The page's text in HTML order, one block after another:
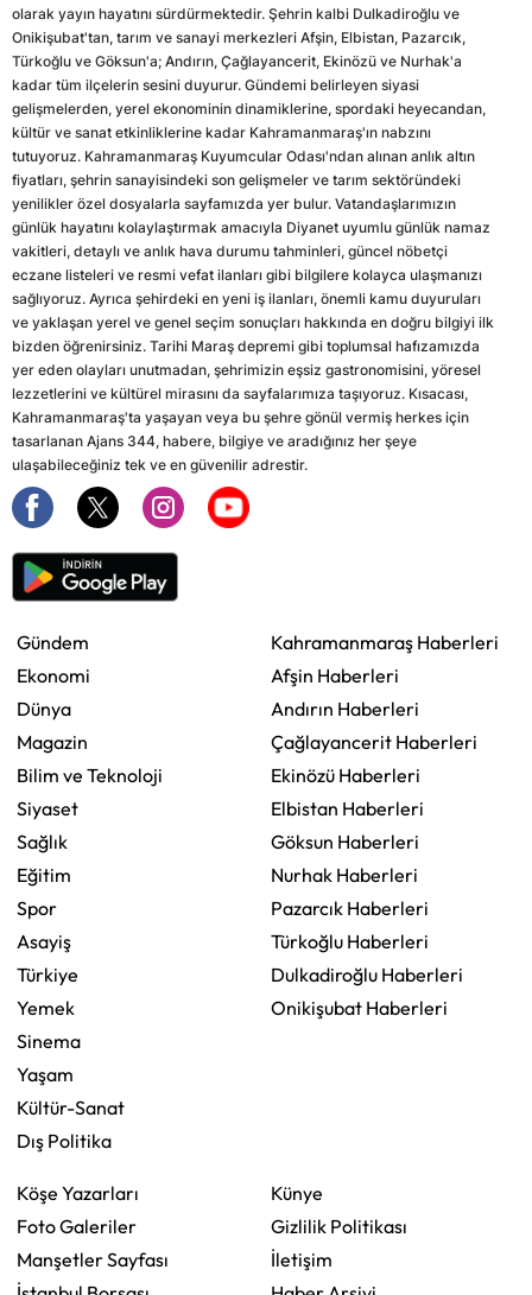
olarak yayın hayatını sürdürmektedir. Şehrin kalbi Dulkadiroğlu ve
Onikişubat'tan, tarım ve sanayi merkezleri Afşin, Elbistan, Pazarcık,
Türkoğlu ve Göksun'a; Andırın, Çağlayancerit, Ekinözü ve Nurhak'a
kadar tüm ilçelerin sesini duyurur. Gündemi belirleyen siyasi
gelişmelerden, yerel ekonominin dinamiklerine, spordaki heyecandan,
kültür ve sanat etkinliklerine kadar Kahramanmaraş'ın nabzını
tutuyoruz. Kahramanmaraş Kuyumcular Odası'ndan alınan anlık altın
fiyatları, şehrin sanayisindeki son gelişmeler ve tarım sektöründeki
yenilikler özel dosyalarla sayfamızda yer bulur. Vatandaşlarımızın
günlük hayatını kolaylaştırmak amacıyla Diyanet uyumlu günlük namaz
vakitleri, detaylı ve anlık hava durumu tahminleri, güncel nöbetçi
eczane listeleri ve resmi vefat ilanları gibi bilgilere kolayca ulaşmanızı
sağlıyoruz. Ayrıca şehirdeki en yeni iş ilanları, önemli kamu duyuruları
ve yaklaşan yerel ve genel seçim sonuçları hakkında en doğru bilgiyi ilk
bizden öğrenirsiniz. Tarihi Maraş depremi gibi toplumsal hafızamızda
yer eden olayları unutmadan, şehrimizin eşsiz gastronomisini, yöresel
lezzetlerini ve kültürel mirasını da sayfalarımıza taşıyoruz. Kısacası,
Kahramanmaraş'ta yaşayan veya bu şehre gönül vermiş herkes için
tasarlanan Ajans 344, habere, bilgiye ve aradığınız her şeye
ulaşabileceğiniz tek ve en güvenilir adrestir.
Gündem
Ekonomi
Dünya
Magazin
Bilim ve Teknoloji
Siyaset
Sağlık
Eğitim
Spor
Asayiş
Türkiye
Yemek
Sinema
Yaşam
Kültür-Sanat
Dış Politika
Kahramanmaraş Haberleri
Afşin Haberleri
Andırın Haberleri
Çağlayancerit Haberleri
Ekinözü Haberleri
Elbistan Haberleri
Göksun Haberleri
Nurhak Haberleri
Pazarcık Haberleri
Türkoğlu Haberleri
Dulkadiroğlu Haberleri
Onikişubat Haberleri
Köşe Yazarları
Foto Galeriler
Manşetler Sayfası
Künye
Gizlilik Politikası
İletişim